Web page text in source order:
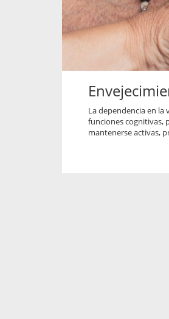
La dependencia en la
funciones cognitivas,
mantenerse activas,
entregados por la
sobre viajes al extranjero
que deben hacer...